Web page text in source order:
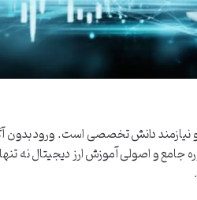
نیازمند دانش تخصصی است. ورود بدون
و اصولی آموزش ارز دیجیتال نه